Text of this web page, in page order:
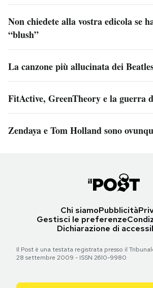
Non chiedete alla vostra edicola se
“blush”
La canzone più allucinata dei
FitActive, GreenTheory e la guerra
Zendaya e Tom Holland sono
Chi siamoPubblicità
Gestisci le preferenze
Dichiarazione di
Il Post è una testata registrata presso il
28 settembre 2009 - ISSN 2610-9980